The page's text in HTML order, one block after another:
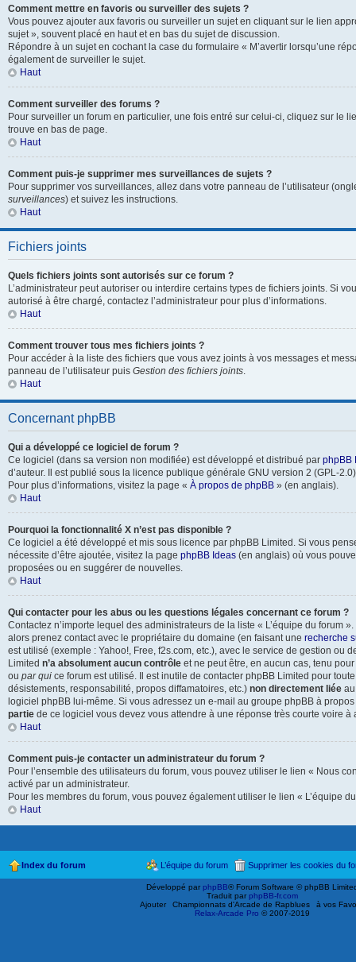
Comment mettre en favoris ou surveiller des sujets ?
Vous pouvez ajouter aux favoris ou surveiller un sujet en cliquant sur le lien
sujet », souvent placé en haut et en bas du sujet de discussion.
Répondre à un sujet en cochant la case du formulaire « M’avertir lorsqu’une
également de surveiller le sujet.
Haut
Comment surveiller des forums ?
Pour surveiller un forum en particulier, une fois entré sur celui-ci, cliquez sur le
trouve en bas de page.
Haut
Comment puis-je supprimer mes surveillances de sujets ?
Pour supprimer vos surveillances, allez dans votre panneau de l’utilisateur
surveillances) et suivez les instructions.
Haut
Fichiers joints
Quels fichiers joints sont autorisés sur ce forum ?
L’administrateur peut autoriser ou interdire certains types de fichiers joints. Si
autorisé à être chargé, contactez l’administrateur pour plus d’informations.
Haut
Comment trouver tous mes fichiers joints ?
Pour accéder à la liste des fichiers que vous avez joints à vos messages et
panneau de l’utilisateur puis Gestion des fichiers joints.
Haut
Concernant phpBB
Qui a développé ce logiciel de forum ?
Ce logiciel (dans sa version non modifiée) est développé et distribué par phpBB
d’auteur. Il est publié sous la licence publique générale GNU version 2 (GPL-
Pour plus d’informations, visitez la page « À propos de phpBB » (en anglais).
Haut
Pourquoi la fonctionnalité X n’est pas disponible ?
Ce logiciel a été développé et mis sous licence par phpBB Limited. Si vous
nécessite d’être ajoutée, visitez la page phpBB Ideas (en anglais) où vous
proposées ou en suggérer de nouvelles.
Haut
Qui contacter pour les abus ou les questions légales concernant ce forum ?
Contactez n’importe lequel des administrateurs de la liste « L’équipe du forum
alors prenez contact avec le propriétaire du domaine (en faisant une recherche
est utilisé (exemple : Yahoo!, Free, f2s.com, etc.), avec le service de gestion ou
Limited n’a absolument aucun contrôle et ne peut être, en aucun cas, tenu
ou par qui ce forum est utilisé. Il est inutile de contacter phpBB Limited pour
désistements, responsabilité, propos diffamatoires, etc.) non directement liée
logiciel phpBB lui-même. Si vous adressez un e-mail au groupe phpBB à
partie de ce logiciel vous devez vous attendre à une réponse très courte voire à
Haut
Comment puis-je contacter un administrateur du forum ?
Pour l’ensemble des utilisateurs du forum, vous pouvez utiliser le lien « Nous
activé par un administrateur.
Pour les membres du forum, vous pouvez également utiliser le lien « L’équipe
Haut
Index du forum Supprimer les cookies du
L’équipe du forum
Développé parphpBB® Forum Software © phpBB
Traduit parphpBB-fr.com
Ajouter
Championnats d'Arcade de Rapblues
à vos
Relax-Arcade Pro © 2007-2019